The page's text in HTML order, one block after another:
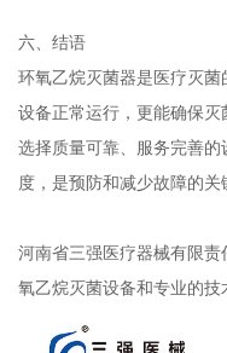
六、结语
环氧乙烷灭菌器是医疗灭
设备正常运行，更能确保灭
选择质量可靠、服务完善
度，是预防和减少故障的关
河南省三强医疗器械有限
氧乙烷灭菌设备和专业的技